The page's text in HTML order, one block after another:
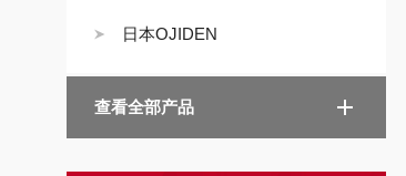
日本OJIDEN
查看全部产品